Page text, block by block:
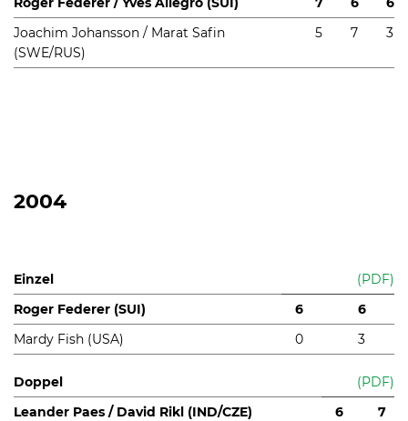
Joachim Johansson / Marat Safin
(SWE/RUS)
5 7 3
2004
Einzel
(PDF)
Roger Federer (SUI)
6
6
Mardy Fish (USA)
0 3
Doppel
(PDF)
Leander Paes / David Rikl (IND/CZE)
6
7